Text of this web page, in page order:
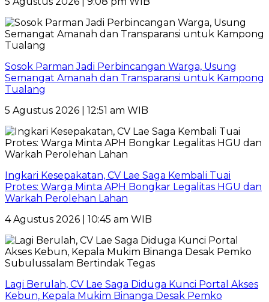
Sosok Parman Jadi Perbincangan Warga, Usung
Semangat Amanah dan Transparansi untuk Kampong
Tualang
5 Agustus 2026 | 12:51 am WIB
Ingkari Kesepakatan, CV Lae Saga Kembali Tuai
Protes: Warga Minta APH Bongkar Legalitas HGU dan
Warkah Perolehan Lahan
4 Agustus 2026 | 10:45 am WIB
Lagi Berulah, CV Lae Saga Diduga Kunci Portal Akses
Kebun, Kepala Mukim Binanga Desak Pemko